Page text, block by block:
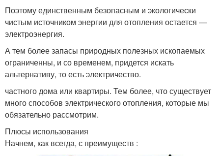
Поэтому единственным безопасным и экологически
чистым источником энергии для отопления остается —
электроэнергия.
А тем более запасы природных полезных ископаемых
ограниченны, и со временем, придется искать
альтернативу, то есть электричество.
частного дома или квартиры. Тем более, что существует
много способов электрического отопления, которые мы
обязательно рассмотрим.
Плюсы использования
Начнем, как всегда, с преимуществ :